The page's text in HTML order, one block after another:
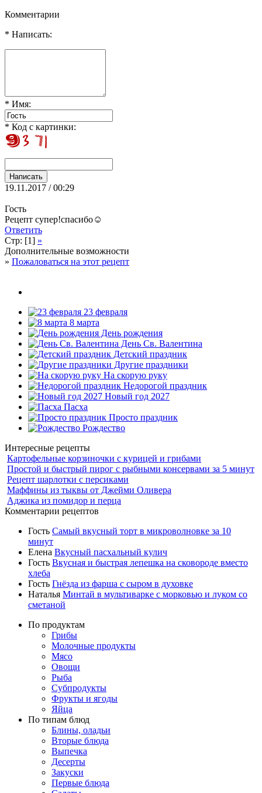
Комментарии
* Написать:
* Имя:
* Код с картинки:
19.11.2017 / 00:29
Гость
Рецепт супер!спасибо☺
Ответить
Стр: [1] »
Дополнительные возможности
» Пожаловаться на этот рецепт
23 февраля
8 марта
День рождения
День Св. Валентина
Детский праздник
Другие праздники
На скорую руку
Недорогой праздник
Новый год 2027
Пасха
Просто праздник
Рождество
Интересные рецепты
Картофельные корзиночки с курицей и грибами
Простой и быстрый пирог с рыбными консервами за 5 минут
Рецепт шарлотки с персиками
Маффины из тыквы от Джейми Оливера
Аджика из помидор и перца
Комментарии рецептов
Гость Самый вкусный торт в микроволновке за 10
минут
Елена Вкусный пасхальный кулич
Гость Вкусная и быстрая лепешка на сковороде вместо
хлеба
Гость Гнёзда из фарша с сыром в духовке
Наталья Минтай в мультиварке с морковью и луком со
сметаной
По продуктам
Грибы
Молочные продукты
Мясо
Овощи
Рыба
Субпродукты
Фрукты и ягоды
Яйца
По типам блюд
Блины, оладьи
Вторые блюда
Выпечка
Десерты
Закуски
Первые блюда